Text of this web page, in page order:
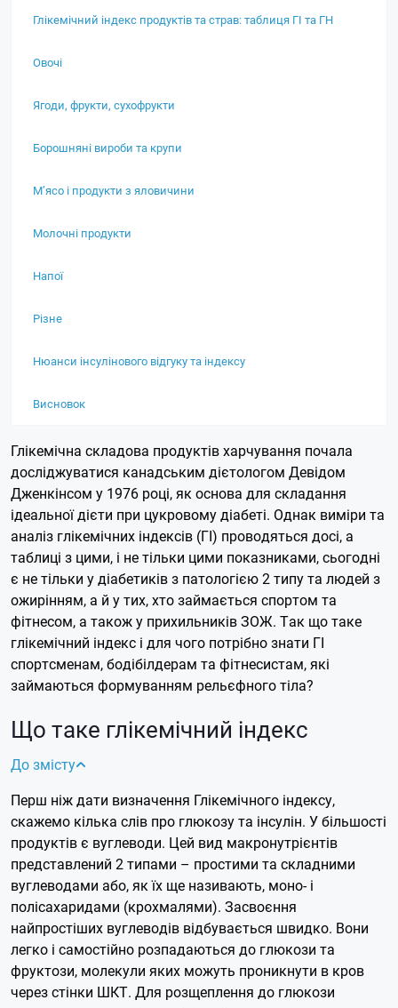
Глікемічний індекс продуктів та страв: таблиця ГІ та ГН
Овочі
Ягоди, фрукти, сухофрукти
Борошняні вироби та крупи
М’ясо і продукти з яловичини
Молочні продукти
Напої
Різне
Нюанси інсулінового відгуку та індексу
Висновок
Глікемічна складова продуктів харчування почала
досліджуватися канадським дієтологом Девідом
Дженкінсом у 1976 році, як основа для складання
ідеальної дієти при цукровому діабеті. Однак виміри та
аналіз глікемічних індексів (ГІ) проводяться досі, а
таблиці з цими, і не тільки цими показниками, сьогодні
є не тільки у діабетиків з патологією 2 типу та людей з
ожирінням, а й у тих, хто займається спортом та
фітнесом, а також у прихильників ЗОЖ. Так що таке
глікемічний індекс і для чого потрібно знати ГІ
спортсменам, бодібілдерам та фітнесистам, які
займаються формуванням рельєфного тіла?
Що таке глікемічний індекс
До змісту
Перш ніж дати визначення Глікемічного індексу,
скажемо кілька слів про глюкозу та інсулін. У більшості
продуктів є вуглеводи. Цей вид макронутрієнтів
представлений 2 типами – простими та складними
вуглеводами або, як їх ще називають, моно- і
полісахаридами (крохмалями). Засвоєння
найпростіших вуглеводів відбувається швидко. Вони
легко і самостійно розпадаються до глюкози та
фруктози, молекули яких можуть проникнути в кров
через стінки ШКТ. Для розщеплення до глюкози